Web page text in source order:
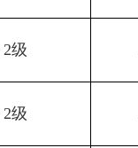
级
级